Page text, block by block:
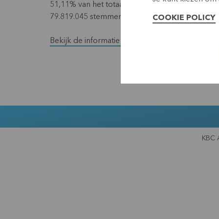
51,11% van het totaal aantal aandelen, die op
79.819.045 stemmen OF 67,27% van het totaal
Bekijk de informatie over de recente
KBC
COOKIE POLICY